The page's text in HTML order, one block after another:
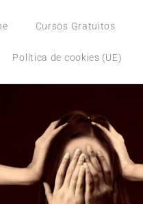
Cursos Gratuitos
Política de cookies (UE)